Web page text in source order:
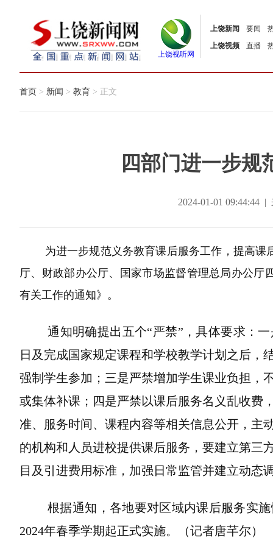
上饶视听网
上饶新闻 要闻
上饶视频
直播
首页 > 新闻 > 教育 > 正文
四部门进一步规
2024-01-01 09:44:44
为进一步规范义务教育课后服务工作，提高课
厅、财政部办公厅、国家市场监督管理总局办公
有关工作的通知》。
通知明确提出五个“严禁”，具体要求：一
日及完成国家规定课程和学校教学计划之后，
强制学生参加；三是严禁增加学生课业负担，
或集体补课；四是严禁以课后服务名义乱收费
准、服务时间、课程内容等相关信息公开，主
的机构和人员进校提供课后服务，要建立第三
目及引进费用标准，加强日常监管并建立动态
根据通知，各地要对区域内课后服务实施
2024年春季学期起正式实施。（记者唐芊尔）